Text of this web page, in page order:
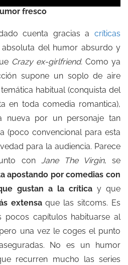
fresco
cuenta gracias a críticas
del humor absurdo y
Crazy ex-girlfriend. Como ya
supone un soplo de aire
habitual (conquista del
en toda comedia romantica),
nueva por un personaje tan
(poco convencional para esta
para la audiencia. Parece
con Jane The Virgin, se
apostando por comedias con
gustan a la crítica y que
extensaque las sitcoms. Es
pocos capítulos habituarse al
una vez le coges el punto
No es un humor
recurren mucho las series